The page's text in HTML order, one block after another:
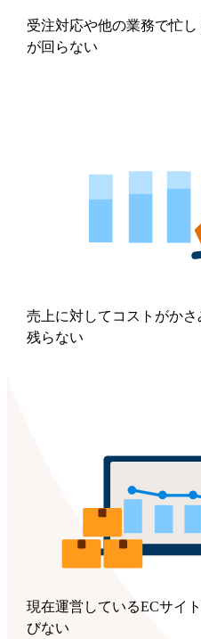
受注対応や他の業務で忙
が回らない
売上に対してコストがか
残らない
現在運営しているECサイ
びない